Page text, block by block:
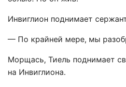
Инвиглион поднимает
— По крайней мере, мы
Морщась, Тиель поднимает
на Инвиглиона.